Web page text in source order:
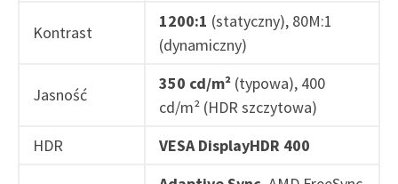
Kontrast
1200:1 (statyczny), 80M:1
(dynamiczny)
Jasność
350 cd/m² (typowa), 400
cd/m² (HDR szczytowa)
HDR
VESA DisplayHDR 400